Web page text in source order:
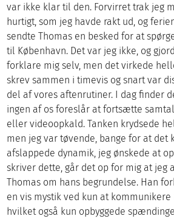
var ikke klar til den. Forvirret trak jeg
hurtigt, som jeg havde rakt ud, og
sendte Thomas en besked for at
til København. Det var jeg ikke, og
forklare mig selv, men det virkede
skrev sammen i timevis og snart var
del af vores aftenrutiner. I dag finder
ingen af os foreslår at fortsætte
eller videoopkald. Tanken krydsede
men jeg var tøvende, bange for at det
afslappede dynamik, jeg ønskede at
skriver dette, går det op for mig at jeg
Thomas om hans begrundelse. Han
en vis mystik ved kun at kommunikere
hvilket også kun opbyggede